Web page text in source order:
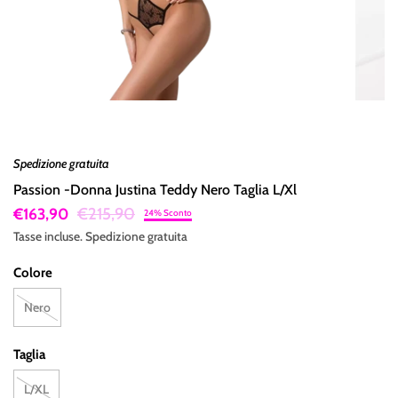
Spedizione gratuita
Passion -Donna Justina Teddy Nero Taglia L/Xl
€163,90 €215,90 24% Sconto
Tasse incluse.Spedizionegratuita
Colore
Nero
Taglia
L/XL